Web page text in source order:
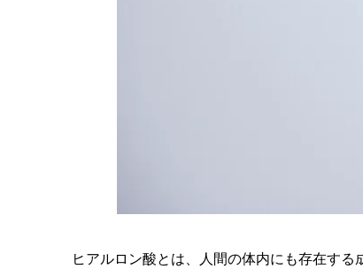
ヒアルロン酸とは、人間の体内にも存在す